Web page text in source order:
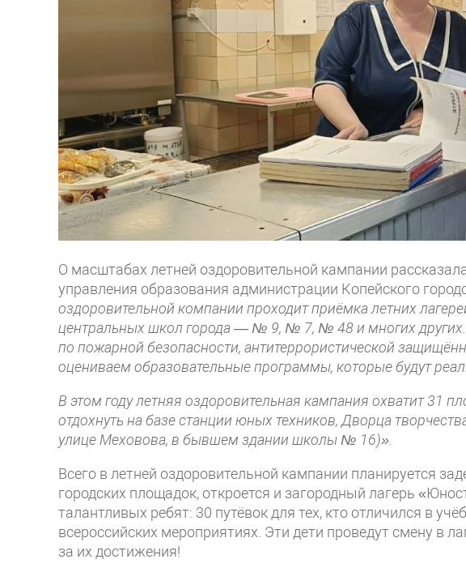
О масштабах летней оздоровительной кампании
управления образования администрации Копейского
оздоровительной компании проходит приёмка летних
центральных школ города — № 9, № 7, № 48 и многих
по пожарной безопасности, антитеррористической
оцениваем образовательные программы, которые будут
В этом году летняя оздоровительная кампания охватит 31
отдохнуть на базе станции юных техников, Дворца
улице Меховова, в бывшем здании школы № 16)».
Всего в летней оздоровительной кампании планируется
городских площадок, откроется и загородный лагерь
талантливых ребят: 30 путёвок для тех, кто отличился в
всероссийских мероприятиях. Эти дети проведут смену в
за их достижения!